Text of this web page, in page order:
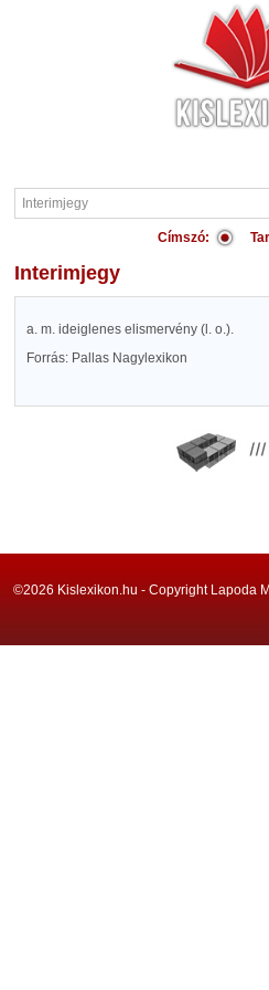
Címszó:
Interimjegy
a. m. ideiglenes elismervény (l. o.).
Forrás: Pallas Nagylexikon
©2026 Kislexikon.hu - Copyright Lapoda